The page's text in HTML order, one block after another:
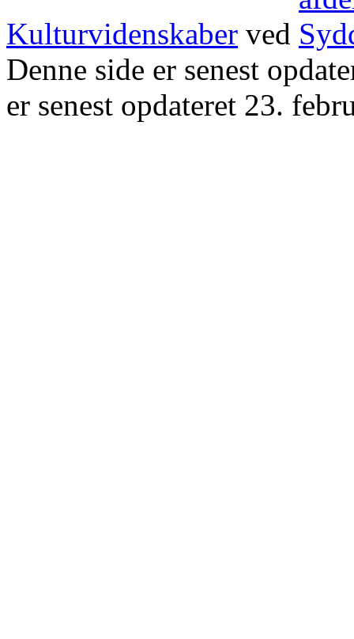
Kulturvidenskaber ved
Denne side er senest
er senest opdateret 23.